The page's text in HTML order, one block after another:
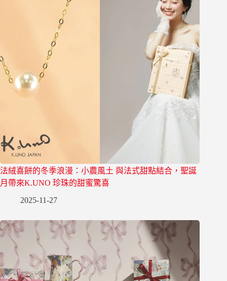
法絨喜餅的冬季浪漫：小農風土 與法式甜點結合，聖誕
月帶來K.UNO 珍珠的甜蜜驚喜
2025-11-27